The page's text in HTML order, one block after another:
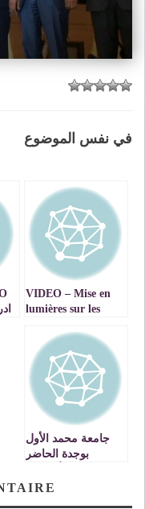
في نفس الموضوع
VIDEO – Mise en
lumières sur les
région de
l’Oriental : Faculté
de médecine et
CHU
جامعة محمد الأول
بوجدة الحاضر
مؤتمر الأمم المتحدة